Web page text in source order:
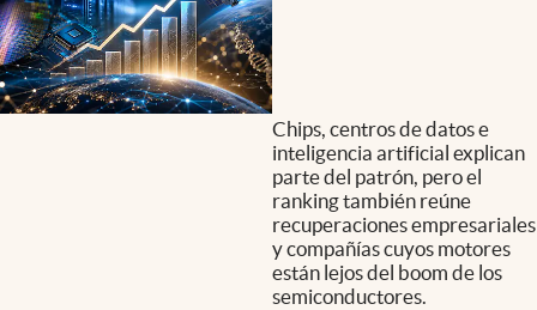
Chips, centros de datos e
inteligencia artificial explican
parte del patrón, pero el
ranking también reúne
recuperaciones empresariales
y compañías cuyos motores
están lejos del boom de los
semiconductores.